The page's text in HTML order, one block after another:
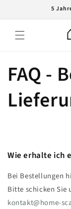
Inhalt
5
FAQ -
Wie erhalte ich
Bei Bestellungen
Bitte schicken Sie
kontakt@home-